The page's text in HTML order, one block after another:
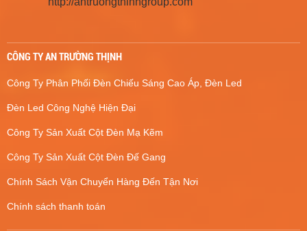
CÔNG TY AN TRƯỜNG THỊNH
Công Ty Phân Phối Đèn Chiếu Sáng Cao Áp, Đèn Led
Đèn Led Công Nghệ Hiện Đại
Công Ty Sản Xuất Cột Đèn Mạ Kẽm
Công Ty Sản Xuất Cột Đèn Đế Gang
Chính Sách Vận Chuyển Hàng Đến Tận Nơi
Chính sách thanh toán